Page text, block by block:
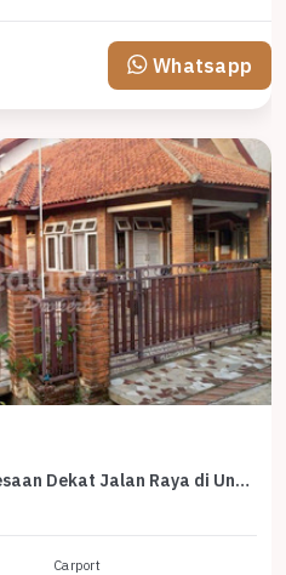
Whatsapp
Rumah Bagus Suasana Pedesaan Dekat Jalan Raya di Ungaran Hl 7285
Carport